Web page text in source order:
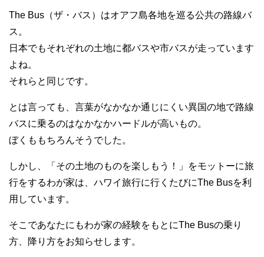
The Bus（ザ・バス）はオアフ島各地を巡る公共の路線バ
ス。
日本でもそれぞれの土地に都バスや市バスが走っています
よね。
それらと同じです。
とは言っても、言葉がなかなか通じにくい異国の地で路線
バスに乗るのはなかなかハードルが高いもの。
ぼくももちろんそうでした。
しかし、「その土地のものを楽しもう！」をモットーに旅
行をするわが家は、ハワイ旅行に行くたびにThe Busを利
用しています。
そこであなたにもわが家の経験をもとにThe Busの乗り
方、降り方をお知らせします。